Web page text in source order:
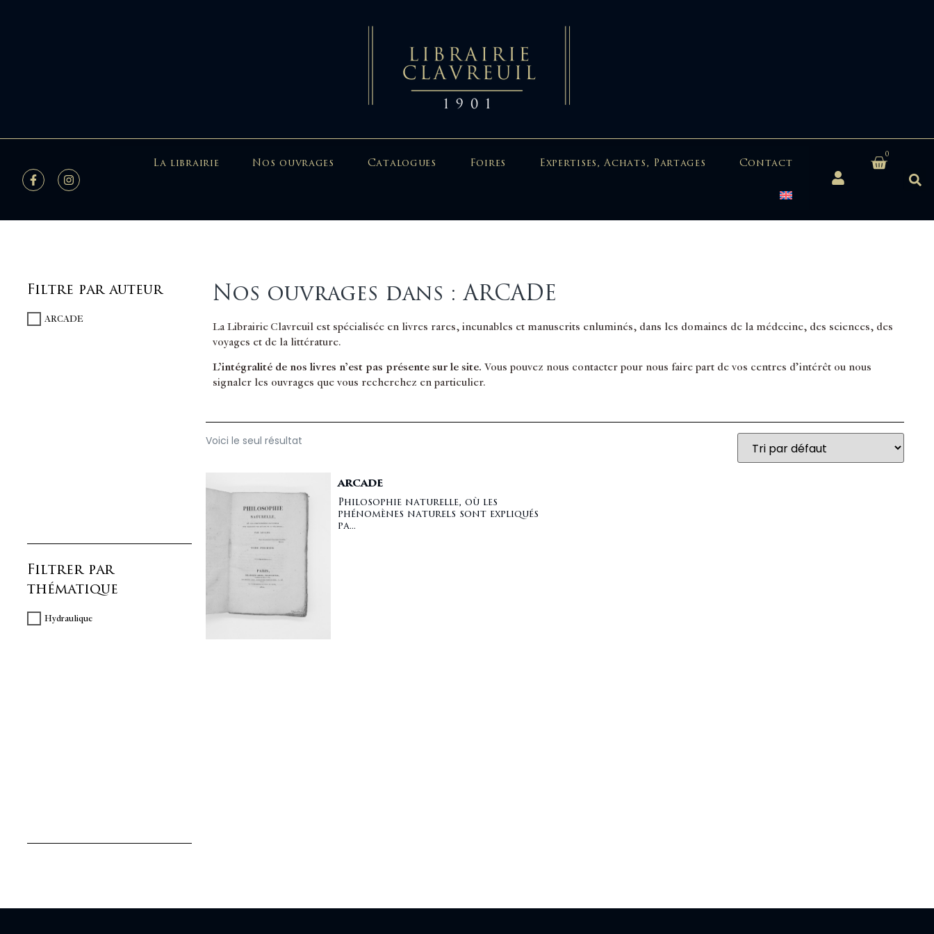
La librairie Nos ouvrages Catalogues Foires Expertises, Achats, Partages Contact
0
Filtre par auteur
ARCADE
Filtrer par
thématique
Hydraulique
Nos ouvrages dans : ARCADE
La Librairie Clavreuil est spécialisée en livres rares, incunables et manuscrits enluminés, dans les domaines de la médecine, des sciences, des
voyages et de la littérature.
L’intégralité de nos livres n’est pas présente sur le site. Vous pouvez nous contacter pour nous faire part de vos centres d’intérêt ou nous
signaler les ouvrages que vous recherchez en particulier.
Voici le seul résultat
ARCADE
Philosophie naturelle, où les
phénomènes naturels sont expliqués
pa...